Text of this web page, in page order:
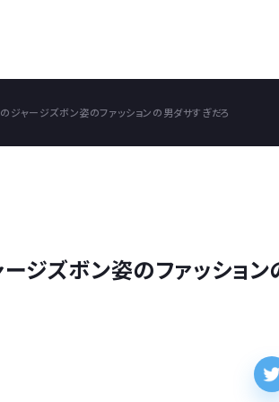
ジャージズボン姿のファッションの男ダサすぎだろ
ジズボン姿のファッショ